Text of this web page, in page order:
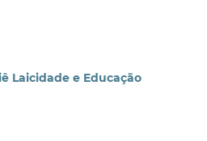
Laicidade e Educação